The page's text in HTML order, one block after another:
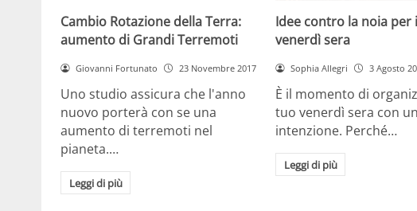
Cambio Rotazione della Terra:
aumento di Grandi Terremoti
Giovanni Fortunato 23 Novembre 2017
Uno studio assicura che l'anno
nuovo porterà con se una
aumento di terremoti nel
pianeta.…
Leggi di più
Idee contro la noia per
venerdì sera
Sophia Allegri 3 Agosto
È il momento di
tuo venerdì sera con
intenzione. Perché…
Leggi di più